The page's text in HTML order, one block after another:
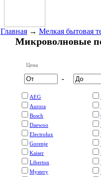
Главная → Мелкая бытовая
Микроволновые
Цена
-
AEG
Aurora
Bosch
Daewoo
Electrolux
Gorenje
Kaiser
Liberton
Mystery